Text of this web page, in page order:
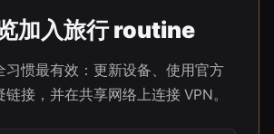
加入旅行 routine
习惯最有效：更新设备、使用官方
接，并在共享网络上连接 VPN。